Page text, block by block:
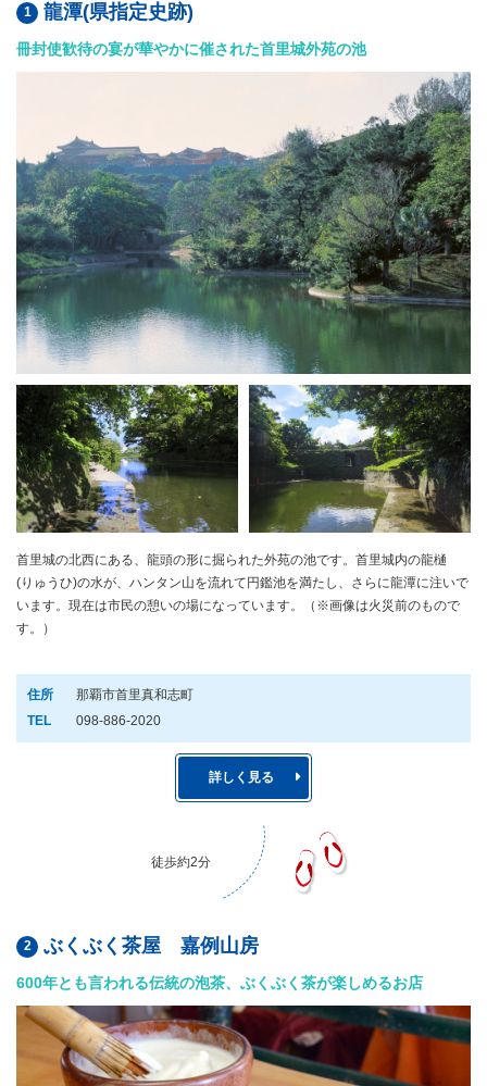
龍潭(県指定史跡)
冊封使歓待の宴が華やかに催された首里城外苑の池
首里城の北西にある、龍頭の形に掘られた外苑の池です。首里城内の龍樋
(りゅうひ)の水が、ハンタン山を流れて円鑑池を満たし、さらに龍潭に注いで
います。現在は市民の憩いの場になっています。（※画像は火災前のもので
す。）
住所
那覇市首里真和志町
TEL
098-886-2020
詳しく見る
徒歩約2分
ぶくぶく茶屋 嘉例山房
600年とも言われる伝統の泡茶、ぶくぶく茶が楽しめるお店